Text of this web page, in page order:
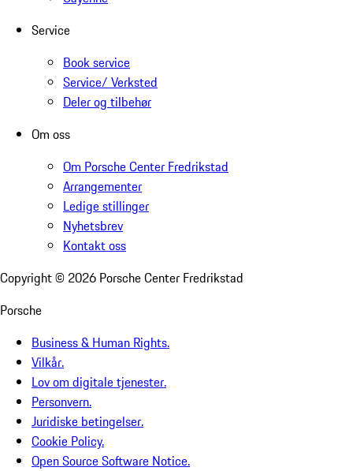
Service
Book service
Service/ Verksted
Deler og tilbehør
Om oss
Om Porsche Center Fredrikstad
Arrangementer
Ledige stillinger
Nyhetsbrev
Kontakt oss
Copyright © 2026 Porsche Center Fredrikstad
Porsche
Business & Human Rights.
Vilkår.
Lov om digitale tjenester.
Personvern.
Juridiske betingelser.
Cookie Policy.
Open Source Software Notice.